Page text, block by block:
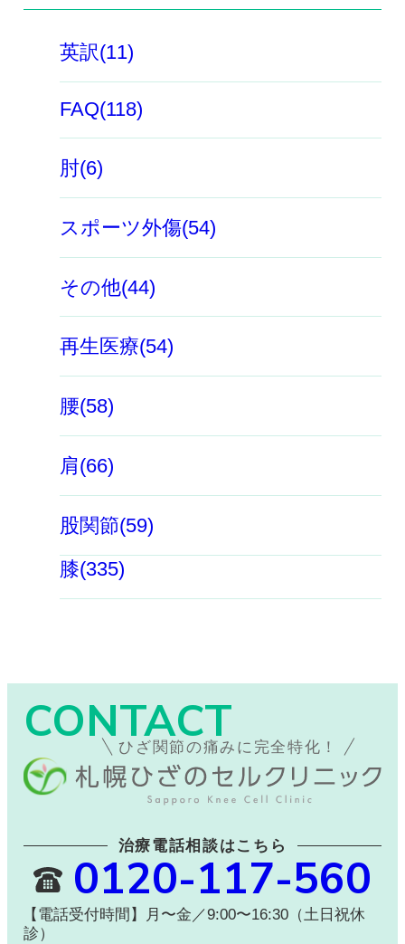
英訳(11)
FAQ(118)
肘(6)
スポーツ外傷(54)
その他(44)
再生医療(54)
腰(58)
肩(66)
股関節(59)
膝(335)
CONTACT
ひざ関節の痛みに完全特化！
治療電話相談はこちら
0120-117-560
【電話受付時間】月〜金／9:00〜16:30（土日祝休
診）